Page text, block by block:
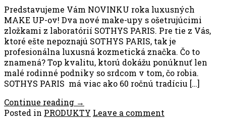
Predstavujeme Vám NOVINKU roka luxusných
MAKE UP-ov! Dva nové make-upy s ošetrujúcimi
zložkami z laboratórií SOTHYS PARIS. ⁣Pre tie z Vás,
ktoré ešte nepoznajú SOTHYS PARIS, tak je
profesionálna luxusná kozmetická značka. Čo to
znamená? Top kvalitu, ktorú dokážu ponúknuť len
malé rodinné podniky so srdcom v tom, čo robia.
SOTHYS PARIS má viac ako 60 ročnú tradíciu […]
Continue reading →
Posted in PRODUKTY Leave a comment